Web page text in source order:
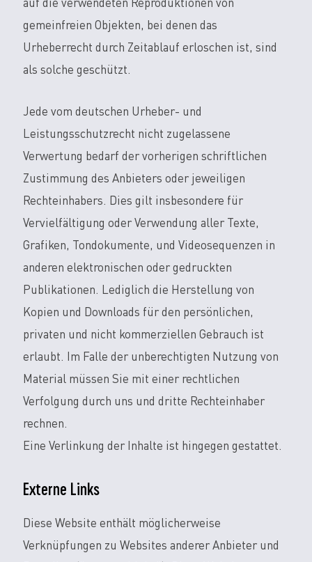
auf die verwendeten Reproduktionen von
gemeinfreien Objekten, bei denen das
Urheberrecht durch Zeitablauf erloschen ist, sind
als solche geschützt.
Jede vom deutschen Urheber- und
Leistungsschutzrecht nicht zugelassene
Verwertung bedarf der vorherigen schriftlichen
Zustimmung des Anbieters oder jeweiligen
Rechteinhabers. Dies gilt insbesondere für
Vervielfältigung oder Verwendung aller Texte,
Grafiken, Tondokumente, und Videosequenzen in
anderen elektronischen oder gedruckten
Publikationen. Lediglich die Herstellung von
Kopien und Downloads für den persönlichen,
privaten und nicht kommerziellen Gebrauch ist
erlaubt. Im Falle der unberechtigten Nutzung von
Material müssen Sie mit einer rechtlichen
Verfolgung durch uns und dritte Rechteinhaber
rechnen.
Eine Verlinkung der Inhalte ist hingegen gestattet.
Externe Links
Diese Website enthält möglicherweise
Verknüpfungen zu Websites anderer Anbieter und